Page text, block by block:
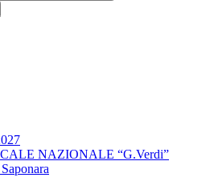
NAZIONALE “G.Verdi”